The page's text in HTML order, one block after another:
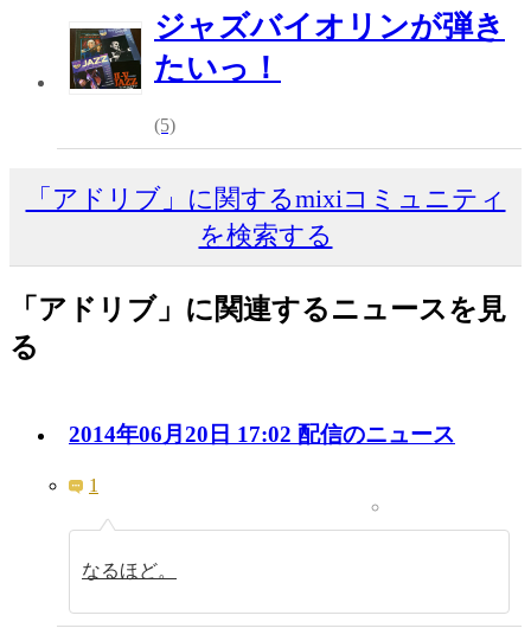
ジャズバイオリンが弾き
たいっ！
(5)
「アドリブ」に関するmixiコミュニティ
を検索する
「アドリブ」に関連するニュースを見
る
2014年06月20日 17:02 配信のニュース
1
なるほど。